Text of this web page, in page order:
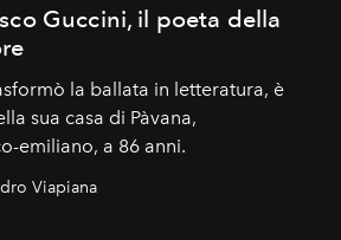
Guccini, il poeta della
la ballata in letteratura, è
sua casa di Pàvana,
emiliano, a 86 anni.
Viapiana